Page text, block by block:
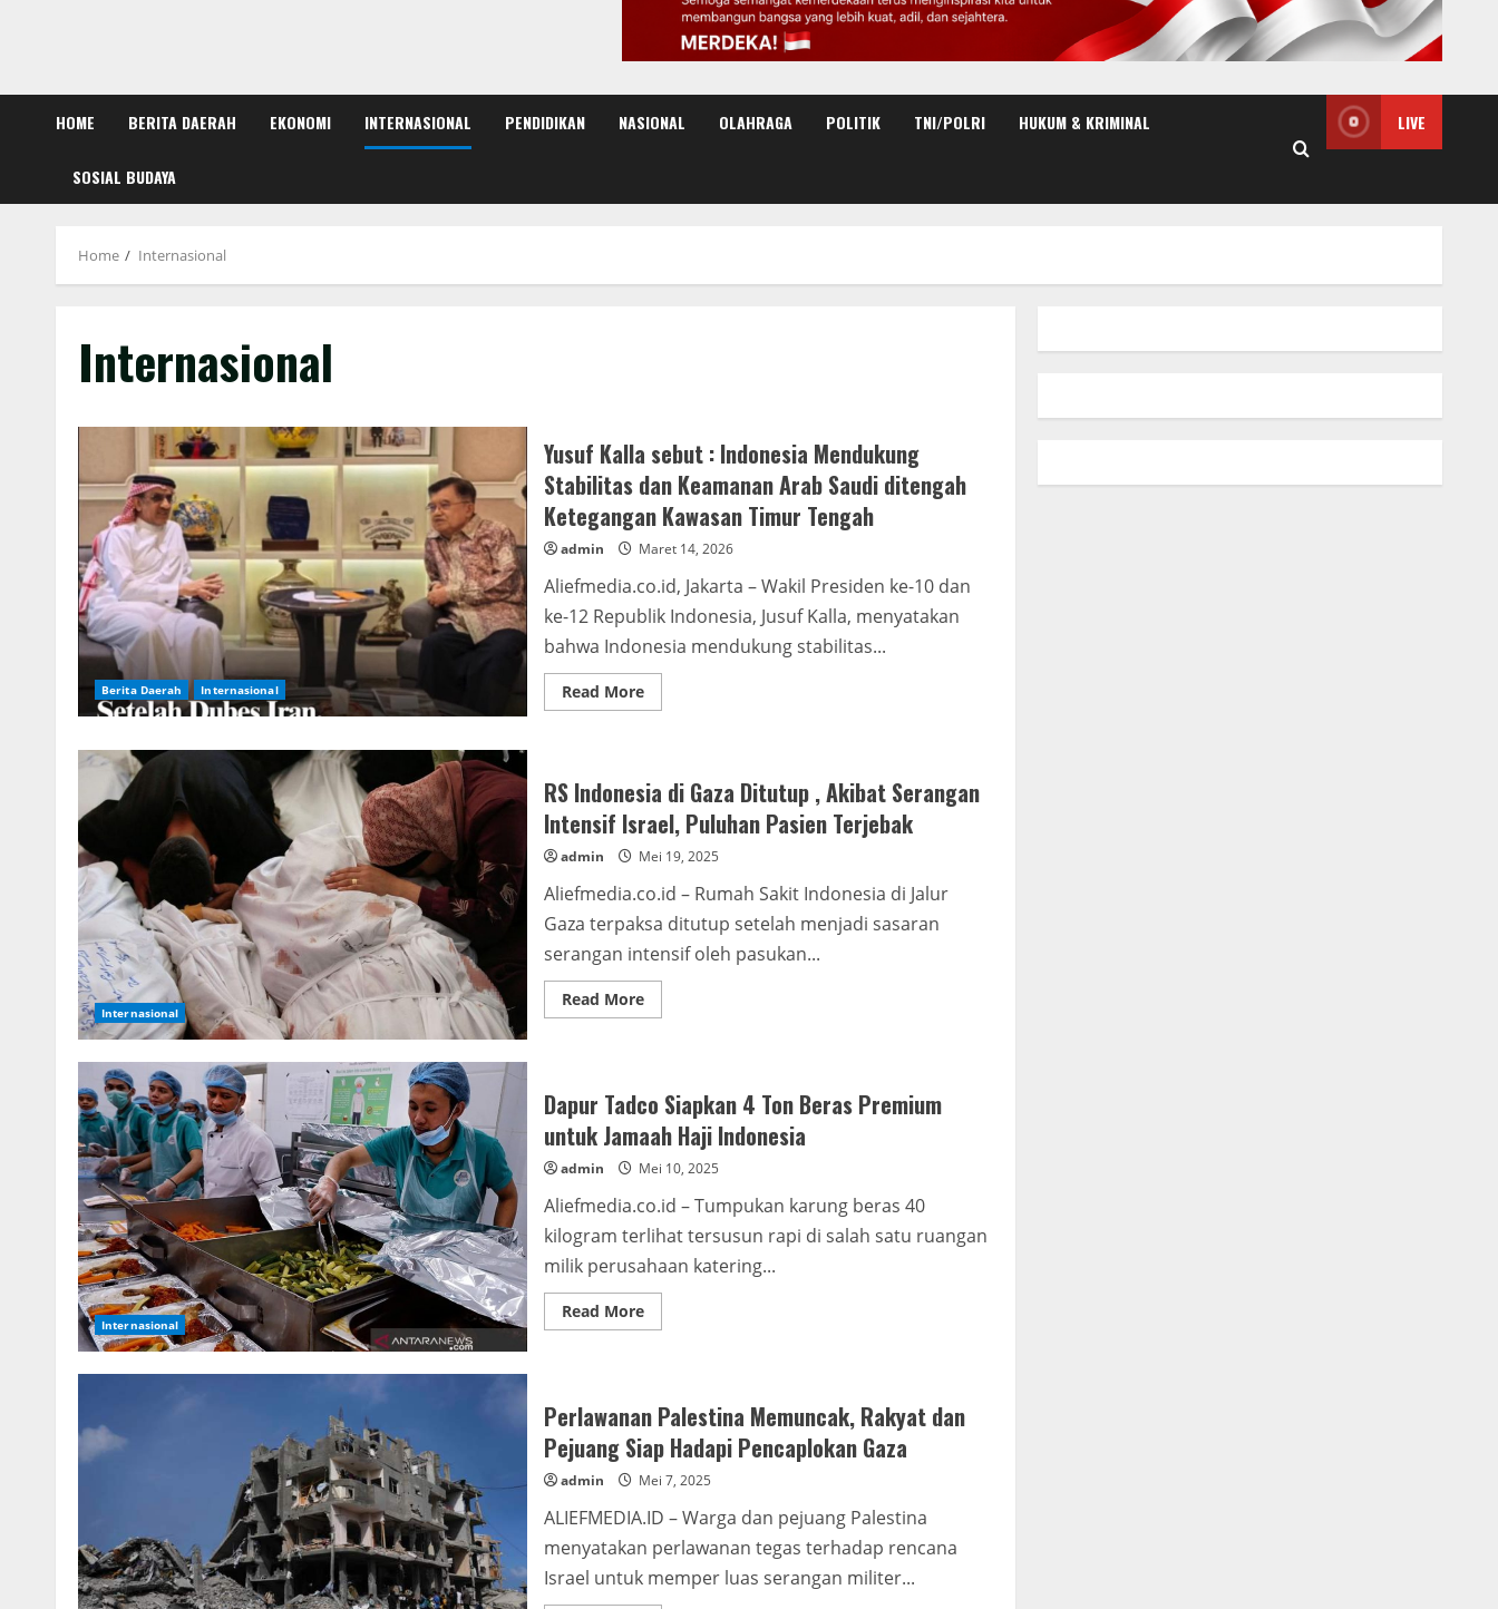
HOME BERITA DAERAH EKONOMI INTERNASIONAL PENDIDIKAN NASIONAL OLAHRAGA POLITIK TNI/POLRI HUKUM & KRIMINAL
SOSIAL BUDAYA
LIVE
Home Internasional
Internasional
Berita Daerah Internasional
Yusuf Kalla sebut : Indonesia Mendukung
Stabilitas dan Keamanan Arab Saudi ditengah
Ketegangan Kawasan Timur Tengah
admin Maret 14, 2026
Aliefmedia.co.id, Jakarta – Wakil Presiden ke-10 dan
ke-12 Republik Indonesia, Jusuf Kalla, menyatakan
bahwa Indonesia mendukung stabilitas...
Read MoreRead
more
:
Indonesia
Mendukung
Stabilitas
dan
Keamanan
Saudi
Ketegangan
Timur
Internasional
RS Indonesia di Gaza Ditutup , Akibat Serangan
Intensif Israel, Puluhan Pasien Terjebak
admin Mei 19, 2025
Aliefmedia.co.id – Rumah Sakit Indonesia di Jalur
Gaza terpaksa ditutup setelah menjadi sasaran
serangan intensif oleh pasukan...
Read MoreRead
more
Gaza
Ditutup
Akibat
Serangan
Intensif
Puluhan
Pasien
Terjebak
Internasional
Dapur Tadco Siapkan 4 Ton Beras Premium
untuk Jamaah Haji Indonesia
admin Mei 10, 2025
Aliefmedia.co.id – Tumpukan karung beras 40
kilogram terlihat tersusun rapi di salah satu ruangan
milik perusahaan katering...
Read MoreRead
more
Ton
Beras
Premium
untuk
Jamaah
Indonesia
Perlawanan Palestina Memuncak, Rakyat dan
Pejuang Siap Hadapi Pencaplokan Gaza
admin Mei 7, 2025
ALIEFMEDIA.ID – Warga dan pejuang Palestina
menyatakan perlawanan tegas terhadap rencana
Israel untuk memper luas serangan militer...